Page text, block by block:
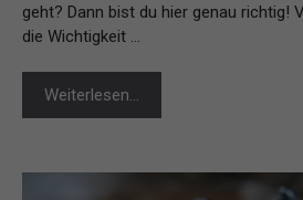
geht? Dann bist du hier genau richtig!
die Wichtigkeit …
Weiterlesen…